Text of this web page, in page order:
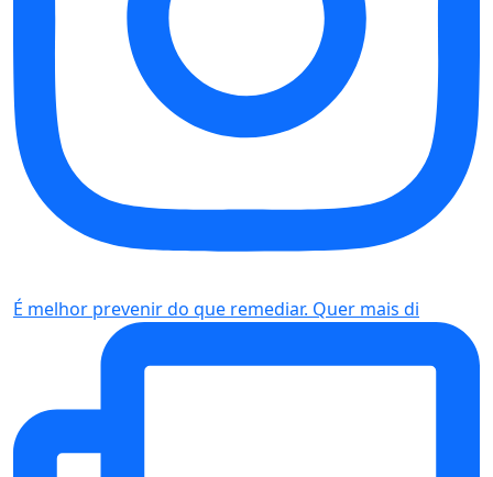
É melhor prevenir do que remediar. Quer mais di